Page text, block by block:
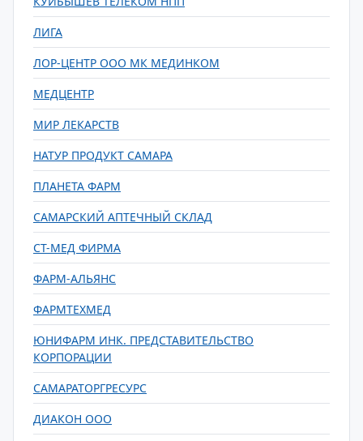
ЛИГА
ЛОР-ЦЕНТР ООО МК МЕДИНКОМ
МЕДЦЕНТР
МИР ЛЕКАРСТВ
НАТУР ПРОДУКТ САМАРА
ПЛАНЕТА ФАРМ
САМАРСКИЙ АПТЕЧНЫЙ СКЛАД
СТ-МЕД ФИРМА
ФАРМ-АЛЬЯНС
ФАРМТЕХМЕД
ЮНИФАРМ ИНК. ПРЕДСТАВИТЕЛЬСТВО
КОРПОРАЦИИ
САМАРАТОРГРЕСУРС
ДИАКОН ООО